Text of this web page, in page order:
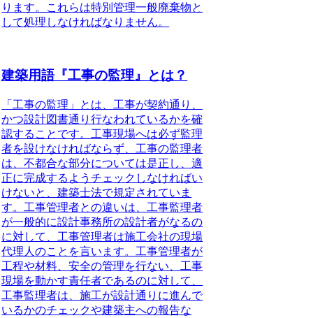
ります。これらは特別管理一般廃棄物と
して処理しなければなりません。
建築用語『工事の監理』とは？
「工事の監理」とは、工事が契約通り、
かつ設計図書通り行なわれているかを確
認すること です。工事現場へは必ず監理
者を設けなければならず、工事の監理者
は、不都合な部分については是正し、適
正に完成するようチェックしなければい
けないと、建築士法で規定されていま
す。工事管理者との違いは、工事監理者
が一般的に設計事務所の設計者がなるの
に対して、工事管理者は施工会社の現場
代理人のことを言います。工事管理者が
工程や材料、安全の管理を行ない、工事
現場を動かす責任者であるのに対して、
工事監理者は、施工が設計通りに進んで
いるかのチェックや建築主への報告な